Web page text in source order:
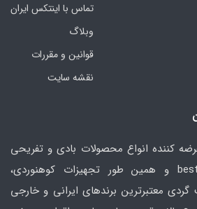
تماس با اینتکس ایران
وبلاگ
قوانین و مقررات
نقشه سایت
کننده انواع محصولات بادی و تفریحی
برندهای intex و bestway و همین طور تجهیزات کوهنوردی،
معتبرترین برندهای ایرانی و خارجی